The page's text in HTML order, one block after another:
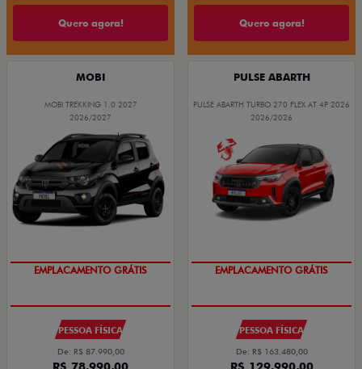
Quero agora! Quero agora!
MOBI
MOBI TREKKING 1.0 2027
2026/2027
EMPLACAMENTO GRÁTIS
PESSOA FÍSICA
De: R$ 87.990,00
PULSE ABARTH
PULSE ABARTH TURBO 270 FLEX AT 4P 2026
2026/2026
EMPLACAMENTO GRÁTIS
PESSOA FÍSICA
De: R$ 163.480,00